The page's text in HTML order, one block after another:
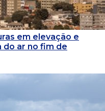
em elevação e
do ar no fim de